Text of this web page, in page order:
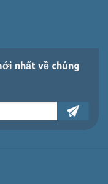
nhất về chúng